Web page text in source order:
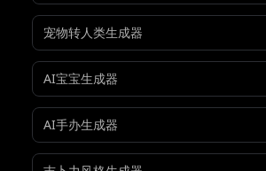
宠物转人类生成器
AI宝宝生成器
AI手办生成器